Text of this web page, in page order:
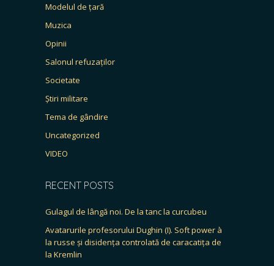
Modelul de țară
Muzica
Opinii
Salonul refuzaților
Societate
Știri militare
Tema de gândire
Uncategorized
VIDEO
RECENT POSTS
Gulagul de lângă noi. De la tanc la curcubeu
Avatarurile profesorului Dughin (I). Soft power à
la russe și disidența controlată de caracatița de
la Kremlin